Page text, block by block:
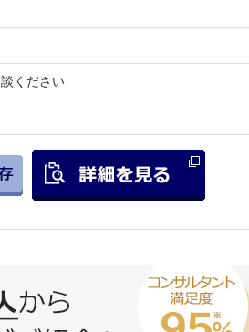
ください